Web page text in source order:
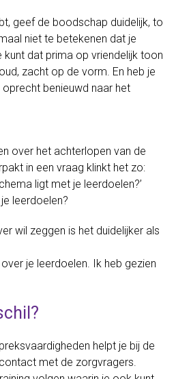
geef de boodschap duidelijk, to
niet te betekenen dat je
kunt dat prima op vriendelijk toon
zacht op de vorm. En heb je
benieuwd naar het
over het achterlopen van de
in een vraag klinkt het zo:
ligt met je leerdoelen?’
leerdoelen?
wil zeggen is het duidelijker als
je leerdoelen. Ik heb gezien
helpt je bij de
met de zorgvragers.